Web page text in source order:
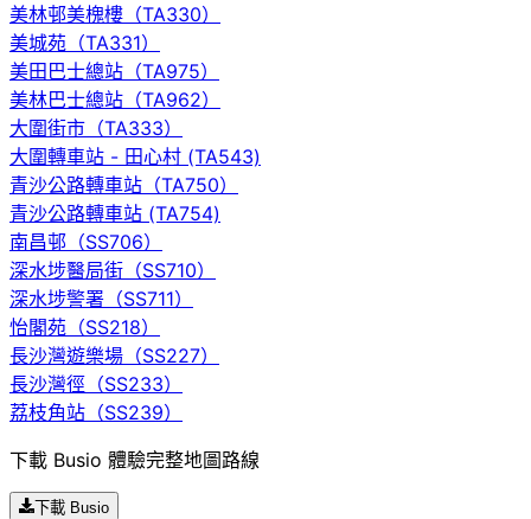
美林邨美槐樓（TA330）
美城苑（TA331）
美田巴士總站（TA975）
美林巴士總站（TA962）
大圍街市（TA333）
大圍轉車站 - 田心村 (TA543)
青沙公路轉車站（TA750）
青沙公路轉車站 (TA754)
南昌邨（SS706）
深水埗醫局街（SS710）
深水埗警署（SS711）
怡閣苑（SS218）
長沙灣遊樂場（SS227）
長沙灣徑（SS233）
荔枝角站（SS239）
下載 Busio 體驗完整地圖路線
下載 Busio